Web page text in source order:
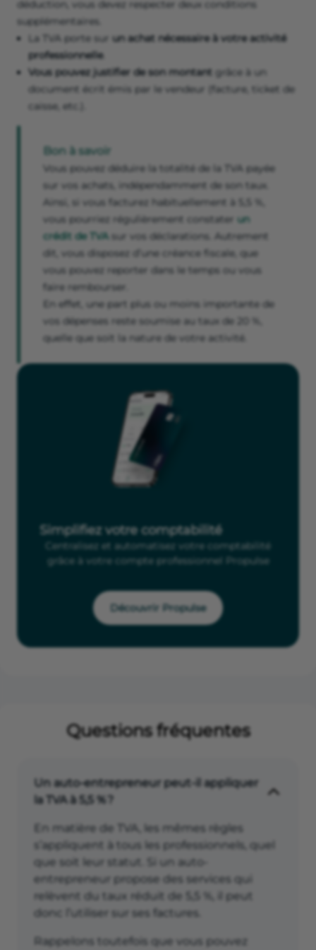
déduction, vous devez respecter deux conditions
supplémentaires.
La TVA porte sur un achat nécessaire à votre activité
professionnelle.
Vous pouvez justifier de son montant grâce à un
document écrit émis par le vendeur (facture, ticket de
caisse, etc.).
Bon à savoir
Vous pouvez déduire la totalité de la TVA payée
sur vos achats, indépendamment de son taux.
Ainsi, si vous facturez habituellement à 5,5 %,
vous pourriez régulièrement constater un
crédit de TVA sur vos déclarations. Autrement
dit, vous disposez d’une créance fiscale, que
vous pouvez reporter dans le temps ou vous
faire rembourser.
En effet, une part plus ou moins importante de
vos dépenses reste soumise au taux de 20 %,
quelle que soit la nature de votre activité.
Simplifiez votre comptabilité
Centralisez et automatisez votre comptabilité
grâce à votre compte professionnel Propulse
Découvrir Propulse
Questions fréquentes
Un auto-entrepreneur peut-il appliquer
la TVA à 5,5 % ?
En matière de TVA, les mêmes règles
s’appliquent à tous les professionnels, quel
que soit leur statut. Si un auto-
entrepreneur propose des services qui
relèvent du taux réduit de 5,5 %, il peut
donc l’utiliser sur ses factures.
Rappelons toutefois que vous pouvez